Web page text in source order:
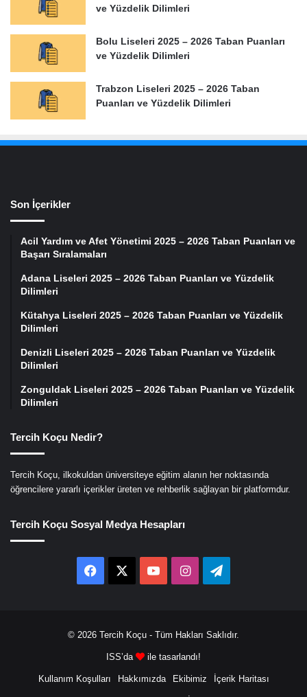
ve Yüzdelik Dilimleri
Bolu Liseleri 2025 – 2026 Taban Puanları
ve Yüzdelik Dilimleri
Trabzon Liseleri 2025 – 2026 Taban
Puanları ve Yüzdelik Dilimleri
Son İçerikler
Acil Yardım ve Afet Yönetimi 2025 – 2026 Taban Puanları ve
Başarı Sıralamaları
Adana Liseleri 2025 – 2026 Taban Puanları ve Yüzdelik
Dilimleri
Kütahya Liseleri 2025 – 2026 Taban Puanları ve Yüzdelik
Dilimleri
Denizli Liseleri 2025 – 2026 Taban Puanları ve Yüzdelik
Dilimleri
Zonguldak Liseleri 2025 – 2026 Taban Puanları ve Yüzdelik
Dilimleri
Tercih Koçu Nedir?
Tercih Koçu, ilkokuldan üniversiteye eğitim alanın her noktasında
öğrencilere yararlı içerikler üreten ve rehberlik sağlayan bir platformdur.
Tercih Koçu Sosyal Medya Hesapları
Facebook YouTubeInstagramTelegram
© 2026 Tercih Koçu - Tüm Hakları Saklıdır.
ISS’da ile tasarlandı!
Kullanım Koşulları Hakkımızda Ekibimiz İçerik Haritası